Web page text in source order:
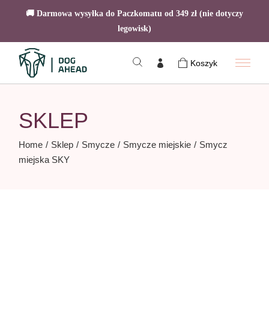
🚚 Darmowa wysyłka do Paczkomatu od 349 zł (nie dotyczy
legowisk)
content
Koszyk
SKLEP
Home Sklep Smycze Smycze miejskie
Smycz
miejska SKY